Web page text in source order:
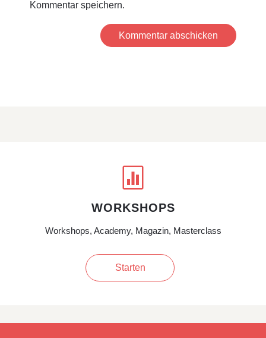
Kommentar speichern.
Kommentar abschicken

WORKSHOPS
Workshops, Academy, Magazin, Masterclass
Starten